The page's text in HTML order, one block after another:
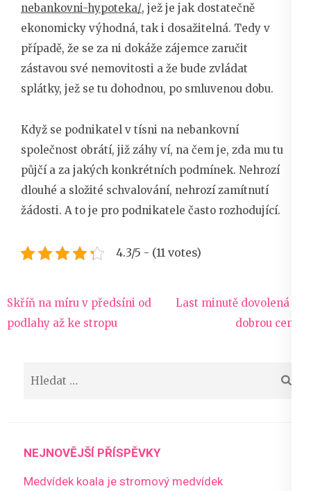
nebankovni-hypoteka/, jež je jak dostatečně
ekonomicky výhodná, tak i dosažitelná. Tedy v
případě, že se za ni dokáže zájemce zaručit
zástavou své nemovitosti a že bude zvládat
splátky, jež se tu dohodnou, po smluvenou dobu.
Když se podnikatel v tísni na nebankovní
společnost obrátí, již záhy ví, na čem je, zda mu tu
půjčí a za jakých konkrétních podmínek. Nehrozí
dlouhé a složité schvalování, nehrozí zamítnutí
žádosti. A to je pro podnikatele často rozhodující.
4.3/5 - (11 votes)
Navigace
pro
Skříň na míru v předsíni od
podlahy až ke stropu
Last minutě dovolená za
dobrou cenu?
NEJNOVĚJŠÍ PŘÍSPĚVKY
Medvídek koala je stromový medvídek